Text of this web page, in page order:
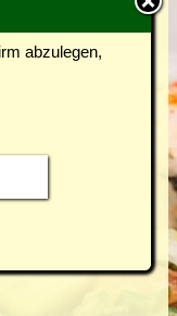
abzulegen,